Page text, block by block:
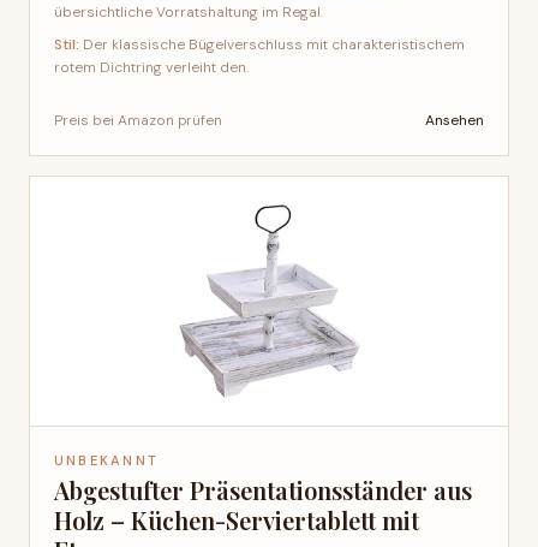
übersichtliche Vorratshaltung im Regal.
Stil: Der klassische Bügelverschluss mit charakteristischem
rotem Dichtring verleiht den.
Preis bei Amazon prüfen Ansehen
UNBEKANNT
Abgestufter Präsentationsständer aus
Holz – Küchen-Serviertablett mit